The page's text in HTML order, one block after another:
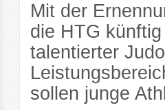
Mit der
die HTG
talentierter
sollen junge